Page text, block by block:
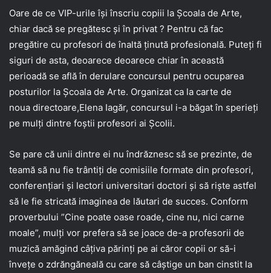
Oare de ce VIP-urile își înscriu copiii la Școala de Arte,
chiar dacă se pregătesc și în privat ? Pentru că fac
pregătire cu profesori de înaltă ținută profesională. Puteți fi
siguri de asta, deoarece deoarece chiar în această
perioadă se află în derulare concursul pentru ocuparea
posturilor la Școala de Arte. Organizat ca la carte de
noua directoare,Elena Iagăr, concursul i-a băgat în sperieți
pe mulți dintre foștii profesori ai Școlii.
Se pare că unii dintre ei nu îndrăznesc să se prezinte, de
teamă să nu fie trântiți de comisiile formate din profesori,
conferențiari și lectori universitari doctori și să riște astfel
să le fie stricată imaginea de lăutari de succes. Conform
proverbului ”Cine poate oase roade, cine nu, nici carne
moale”, mulți vor prefera să se joace de-a profesorii de
muzică amăgind câțiva părinți pe ai căror copii or să-i
învețe o zdrăngăneală cu care să câștige un ban cinstit la